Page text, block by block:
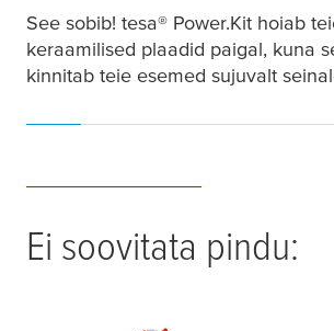
See sobib! tesa® Power.Kit hoiab
keraamilised plaadid paigal, kuna
kinnitab teie esemed sujuvalt
Ei soovitata pindu: